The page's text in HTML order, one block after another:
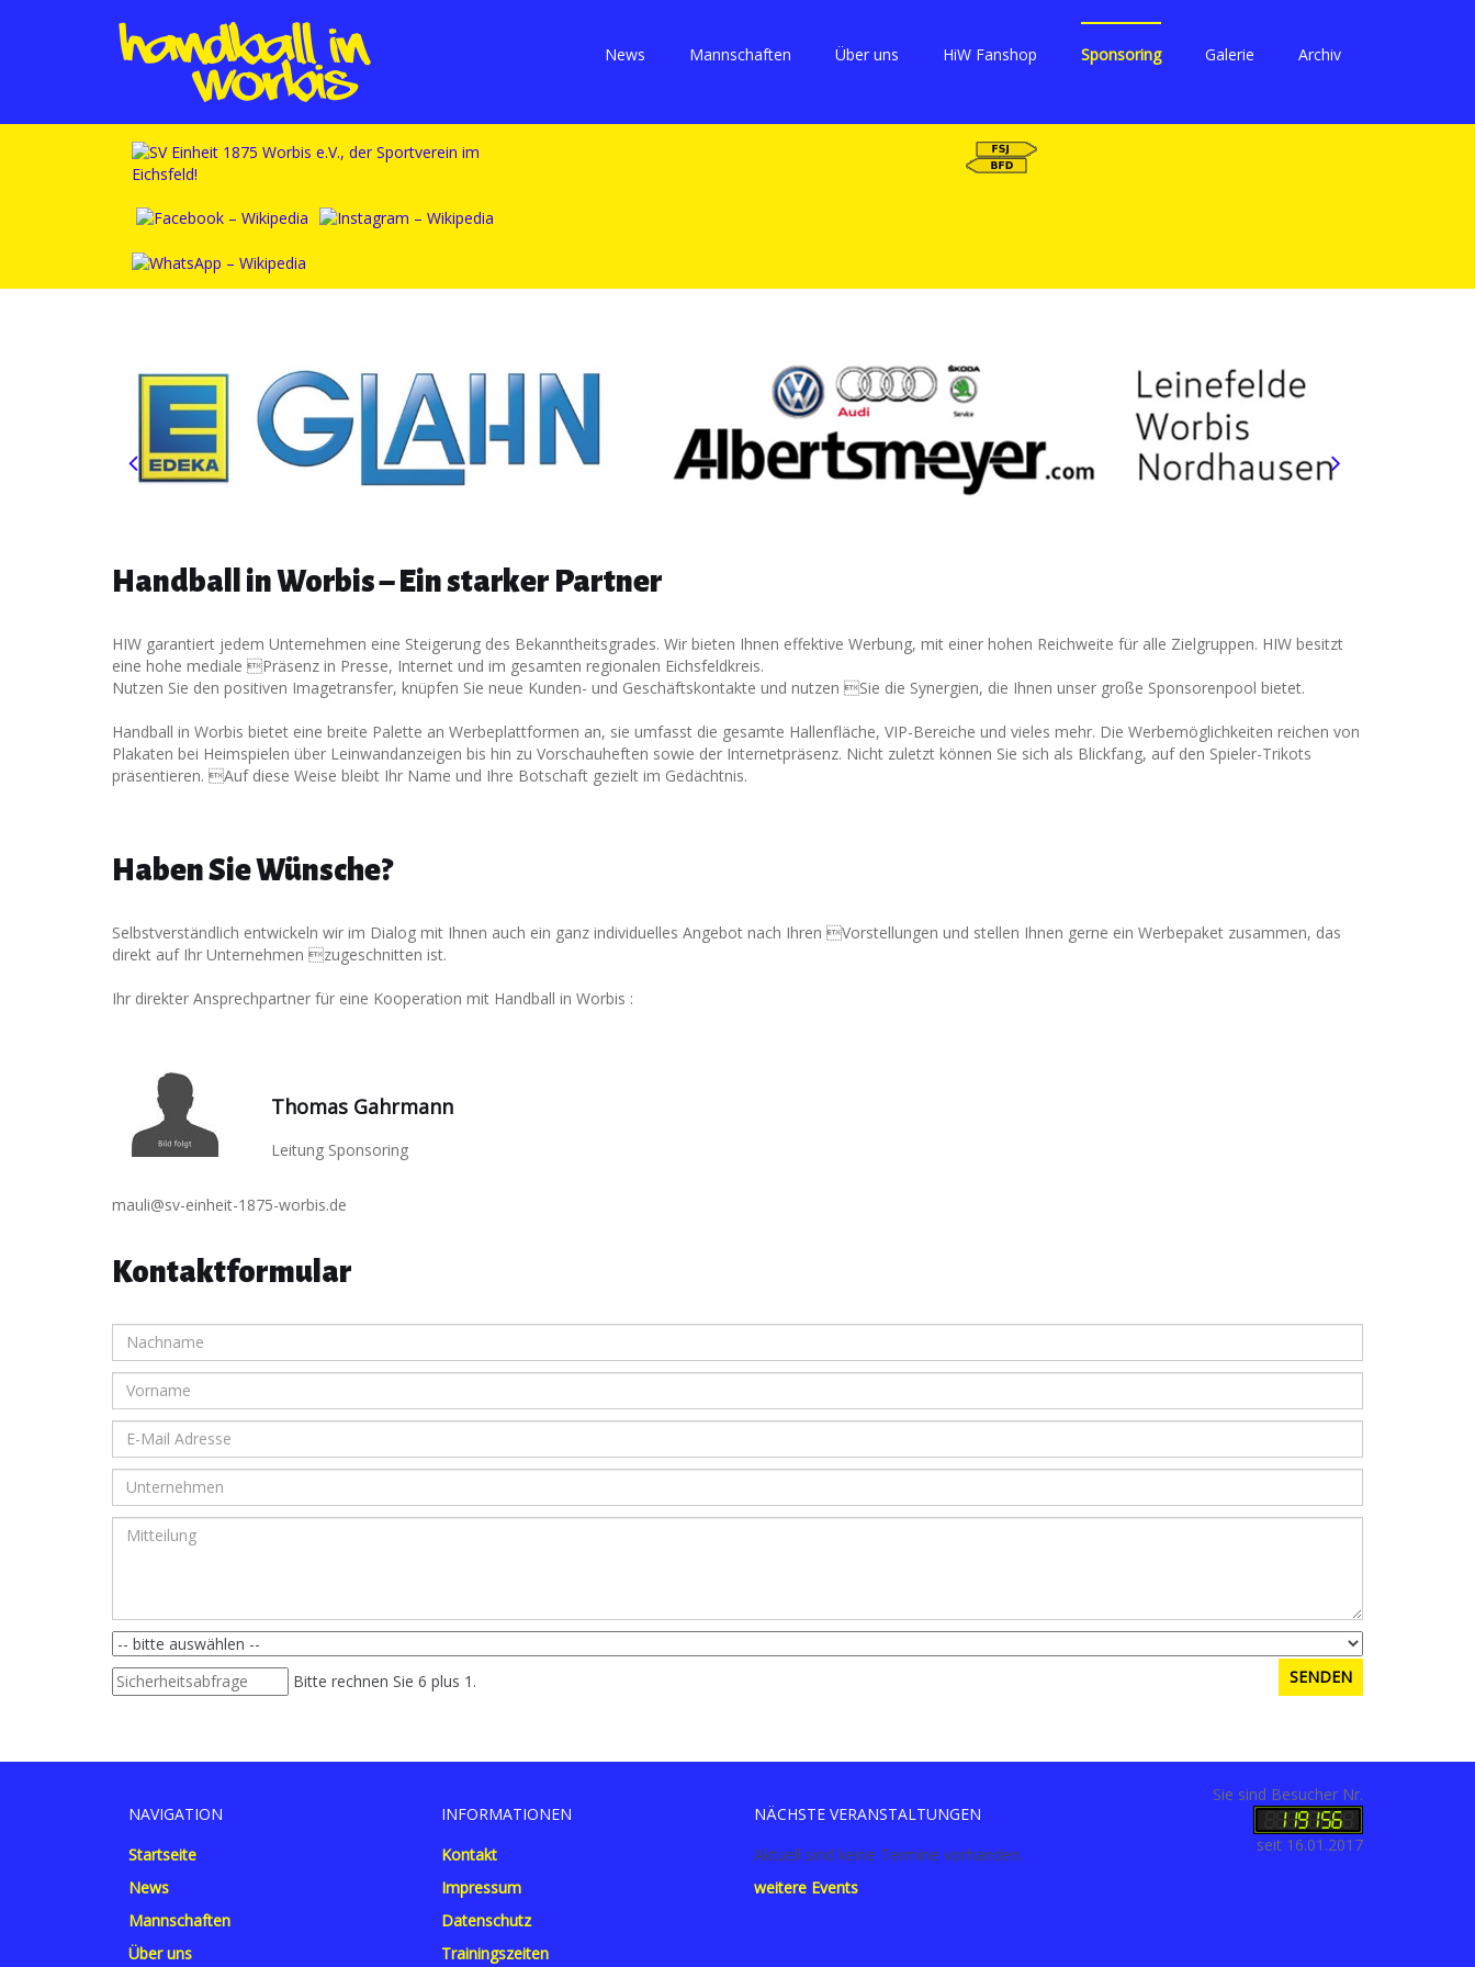
News Mannschaften Über uns HiW Fanshop Sponsoring Galerie Archiv
Handball in Worbis – Ein starker Partner
HIW garantiert jedem Unternehmen eine Steigerung des Bekanntheitsgrades. Wir bieten Ihnen effektive Werbung, mit einer hohen Reichweite für alle Zielgruppen. HIW besitzt
eine hohe mediale Präsenz in Presse, Internet und im gesamten regionalen Eichsfeldkreis.
Nutzen Sie den positiven Imagetransfer, knüpfen Sie neue Kunden- und Geschäftskontakte und nutzen Sie die Synergien, die Ihnen unser große Sponsorenpool bietet.
Handball in Worbis bietet eine breite Palette an Werbeplattformen an, sie umfasst die gesamte Hallenfläche, VIP-Bereiche und vieles mehr. Die Werbemöglichkeiten reichen von
Plakaten bei Heimspielen über Leinwandanzeigen bis hin zu Vorschauheften sowie der Internetpräsenz. Nicht zuletzt können Sie sich als Blickfang, auf den Spieler-Trikots
präsentieren. Auf diese Weise bleibt Ihr Name und Ihre Botschaft gezielt im Gedächtnis.
Haben Sie Wünsche?
Selbstverständlich entwickeln wir im Dialog mit Ihnen auch ein ganz individuelles Angebot nach Ihren Vorstellungen und stellen Ihnen gerne ein Werbepaket zusammen, das
direkt auf Ihr Unternehmen zugeschnitten ist.
Ihr direkter Ansprechpartner für eine Kooperation mit Handball in Worbis :
Thomas Gahrmann
Leitung Sponsoring
mauli@sv-einheit-1875-worbis.de
Kontaktformular
Bitte rechnen Sie 6 plus 1.
NAVIGATION
Startseite
News
Mannschaften
Über uns
INFORMATIONEN
Kontakt
Impressum
Datenschutz
Trainingszeiten
NÄCHSTE VERANSTALTUNGEN
Aktuell sind keine Termine vorhanden.
weitere Events
Sie sind Besucher Nr.
seit 16.01.2017